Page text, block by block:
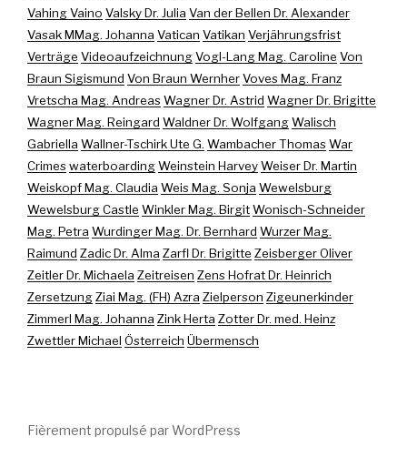
Vahing Vaino Valsky Dr. Julia Van der Bellen Dr. Alexander
Vasak MMag. Johanna Vatican Vatikan Verjährungsfrist
Verträge VideoaufzeichnungVogl-Lang Mag. Caroline Von
Braun Sigismund Von Braun WernherVoves Mag. Franz
Vretscha Mag. AndreasWagner Dr. Astrid Wagner Dr. Brigitte
Wagner Mag. Reingard Waldner Dr. WolfgangWalisch
Gabriella Wallner-Tschirk Ute G. Wambacher ThomasWar
CrimeswaterboardingWeinstein HarveyWeiser Dr. Martin
Weiskopf Mag. Claudia Weis Mag. Sonja Wewelsburg
Wewelsburg Castle Winkler Mag. BirgitWonisch-Schneider
Mag. Petra Wurdinger Mag. Dr. Bernhard Wurzer Mag.
Raimund Zadic Dr. Alma Zarfl Dr. Brigitte Zeisberger Oliver
Zeitler Dr. Michaela Zeitreisen Zens Hofrat Dr. Heinrich
ZersetzungZiai Mag. (FH) Azra Zielperson Zigeunerkinder
Zimmerl Mag. Johanna Zink Herta Zotter Dr. med. Heinz
Zwettler Michael Österreich Übermensch
Fièrement propulsé par WordPress